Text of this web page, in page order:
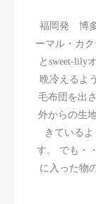
福岡発 博
ーマル・カ
とsweet-lily
晩冷えるよ
毛布団を出
外からの生
きている
す。 でも・
に入った物